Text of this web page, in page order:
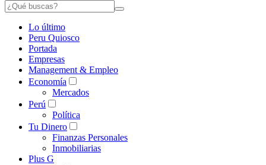
Lo último
Peru Quiosco
Portada
Empresas
Management & Empleo
Economía
Mercados
Perú
Política
Tu Dinero
Finanzas Personales
Inmobiliarias
Plus G